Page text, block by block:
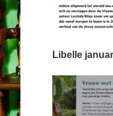
Libelle